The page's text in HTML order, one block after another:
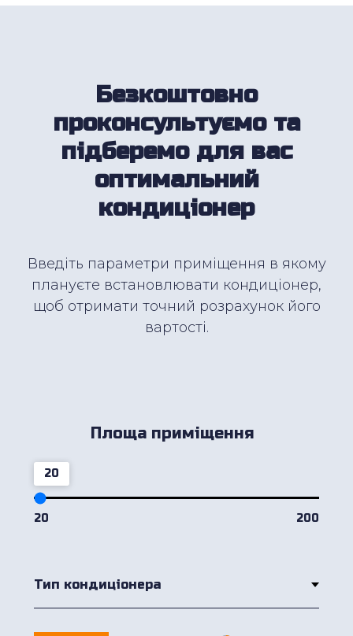
Безкоштовно
проконсультуємо та
підберемо для вас
оптимальний
кондиціонер
Введіть параметри приміщення в якому
плануєте встановлювати кондиціонер,
щоб отримати точний розрахунок його
вартості.
Площа приміщення
20
20 200